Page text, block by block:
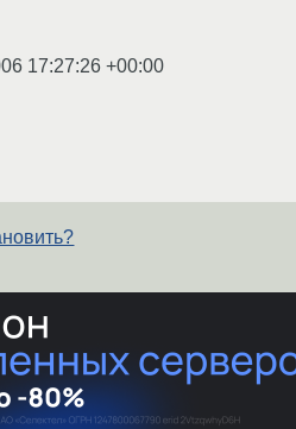
17:27:26 +00:00